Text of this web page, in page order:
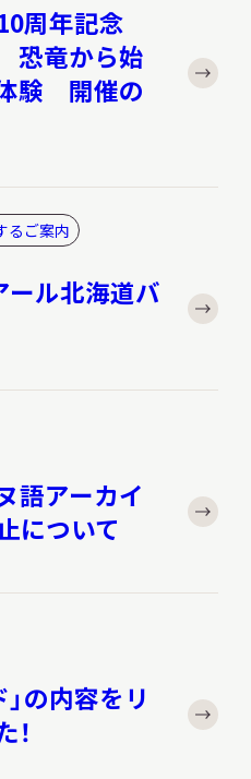
と！
TODAY
（土）
日OPEN
周年記念
恐竜から始
験 開催の
るご案内
ール北海道バ
語アーカイ
について
の内容をリ